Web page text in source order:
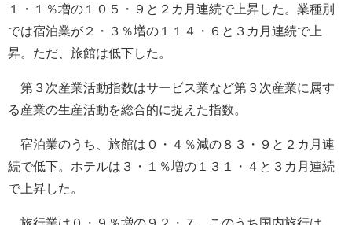
１・１％増の１０５・９と２カ月連続で上昇した。業種別
では宿泊業が２・３％増の１１４・６と３カ月連続で上
昇。ただ、旅館は低下した。
第３次産業活動指数はサービス業など第３次産業に属す
る産業の生産活動を総合的に捉えた指数。
宿泊業のうち、旅館は０・４％減の８３・９と２カ月連
続で低下。ホテルは３・１％増の１３１・４と３カ月連続
で上昇した。